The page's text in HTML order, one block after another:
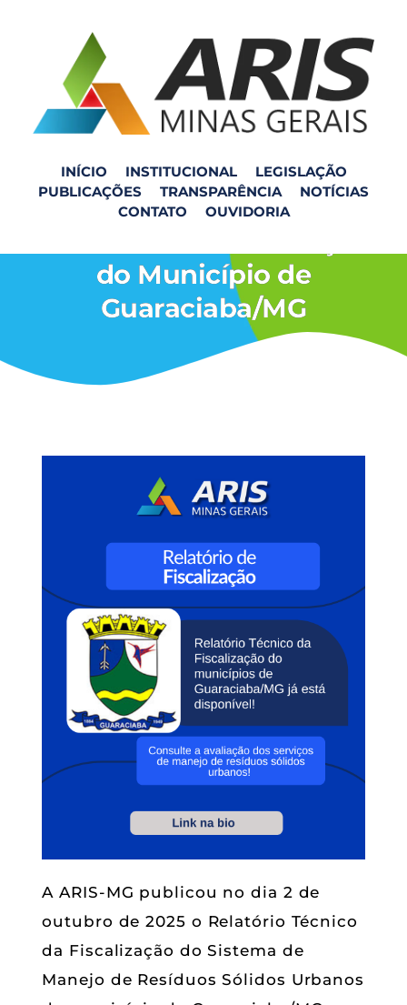
INÍCIO INSTITUCIONAL
LEGISLAÇÃO
PUBLICAÇÕES
TRANSPARÊNCIA
NOTÍCIAS
CONTATO
OUVIDORIA
ARIS-MG publica
do Município de
Guaraciaba/MG
A ARIS-MG publicou no dia 2 de
outubro de 2025 o Relatório Técnico
da Fiscalização do Sistema de
Manejo de Resíduos Sólidos Urbanos